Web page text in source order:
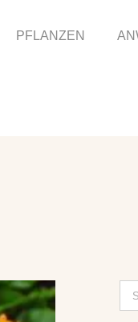
PFLANZEN